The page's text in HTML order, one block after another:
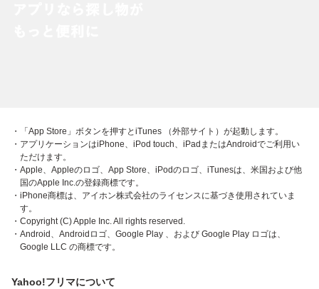
・「App Store」ボタンを押すとiTunes （外部サイト）が起動します。
・アプリケーションはiPhone、iPod touch、iPadまたはAndroidでご利用い
ただけます。
・Apple、Appleのロゴ、App Store、iPodのロゴ、iTunesは、米国および他
国のApple Inc.の登録商標です。
・iPhone商標は、アイホン株式会社のライセンスに基づき使用されていま
す。
・Copyright (C) Apple Inc. All rights reserved.
・Android、Androidロゴ、Google Play 、および Google Play ロゴは、
Google LLC の商標です。
Yahoo!フリマについて